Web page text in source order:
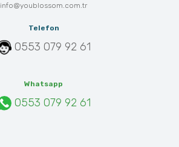
info@youblossom.com.tr
Telefon
0553 079 92 61
Whatsapp
0553 079 92 61